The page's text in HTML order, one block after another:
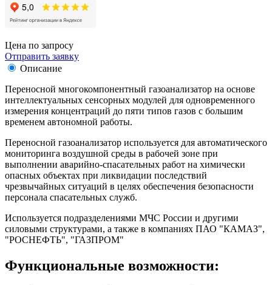
Цена по запросу
Отправить заявку
Описание
Переносной многокомпонентный газоанализатор на основе
интеллектуальных сенсорных модулей для одновременного
измерения концентраций до пяти типов газов с большим
временем автономной работы.
Переносной газоанализатор используется для автоматического
мониторинга воздушной среды в рабочей зоне при
выполнении аварийно-спасательных работ на химически
опасных объектах при ликвидации последствий
чрезвычайных ситуаций в целях обеспечения безопасности
персонала спасательных служб.
Используется подразделениями МЧС России и другими
силовыми структурами, а также в компаниях ПАО "КАМАЗ",
"РОСНЕФТЬ", "ГАЗПРОМ"
Функциональные возможности: